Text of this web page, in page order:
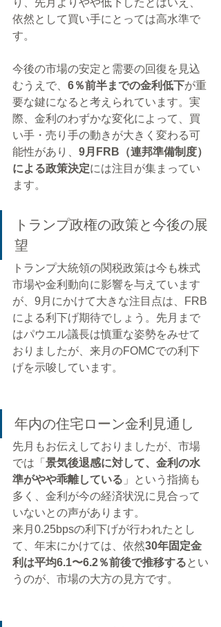
り、先月よりやや低下したとはいえ、
依然として買い手にとっては高水準で
す。
今後の市場の安定と需要の回復を見込
むうえで、 6％前半までの金利低下が重
要な鍵になると考えられています。実
際、金利のわずかな変化によって、買
い手・売り手の動きが大きく変わる可
能性があり、 9月FRB（連邦準備制度）
による政策決定には注目が集まってい
ます。
トランプ政権の政策と今後の展
望
トランプ大統領の関税政策は今も株式
市場や金利動向に影響を与えています
が、9月にかけて大きな注目点は、FRB
による利下げ期待でしょう。先月まで
はパウエル議長は慎重な姿勢をみせて
おりましたが、来月のFOMCでの利下
げを示唆しています。
年内の住宅ローン金利見通し
先月もお伝えしておりましたが、市場
では「 景気後退感に対して、金利の水
準がやや乖離している 」という指摘も
多く、金利が今の経済状況に見合って
いないとの声があります。
来月0.25bpsの利下げが行われたとし
て、年末にかけては、依然30年固定金
利は平均6.1〜6.2％前後で推移するとい
うのが、市場の大方の見方です。